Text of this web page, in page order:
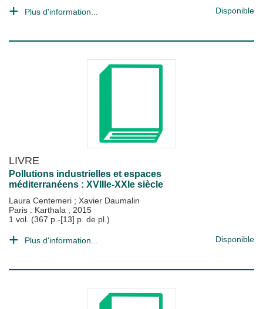
Plus d'information... Disponible
LIVRE
Pollutions industrielles et espaces
méditerranéens : XVIIIe-XXIe siècle
Laura Centemeri ; Xavier Daumalin
Paris : Karthala ; 2015
1 vol. (367 p.-[13] p. de pl.)
Plus d'information... Disponible